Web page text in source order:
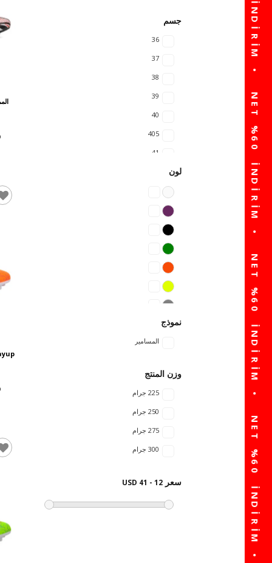
جسم
36
37
38
39
40
405
41
لون
نموذج
المسامير
وزن المنتج
225 جرام
250 جرام
275 جرام
300 جرام
سعر 12 - 41 USD